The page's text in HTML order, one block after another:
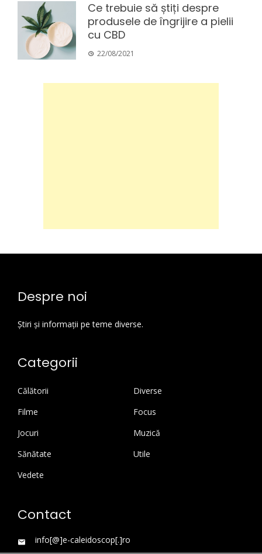
Ce trebuie să știți despre
produsele de îngrijire a pielii
cu CBD
22/08/2021
Despre noi
Știri și informații pe teme diverse.
Categorii
Călătorii
Diverse
Filme
Focus
Jocuri
Muzică
Sănătate
Utile
Vedete
Contact
info[@]e-caleidoscop[.]ro